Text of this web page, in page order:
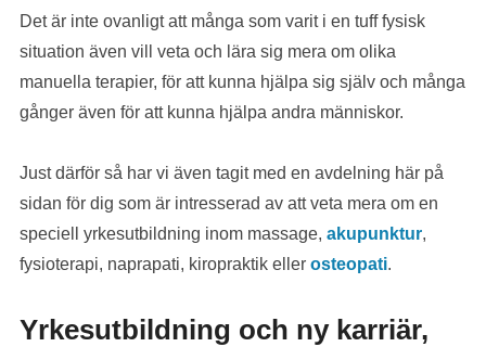
Det är inte ovanligt att många som varit i en tuff fysisk
situation även vill veta och lära sig mera om olika
manuella terapier, för att kunna hjälpa sig själv och många
gånger även för att kunna hjälpa andra människor.
Just därför så har vi även tagit med en avdelning här på
sidan för dig som är intresserad av att veta mera om en
speciell yrkesutbildning inom massage, akupunktur,
fysioterapi, naprapati, kiropraktik eller osteopati.
Yrkesutbildning och ny karriär,